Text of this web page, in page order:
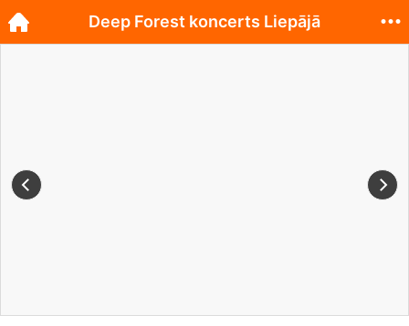
Deep Forest koncerts Liepājā